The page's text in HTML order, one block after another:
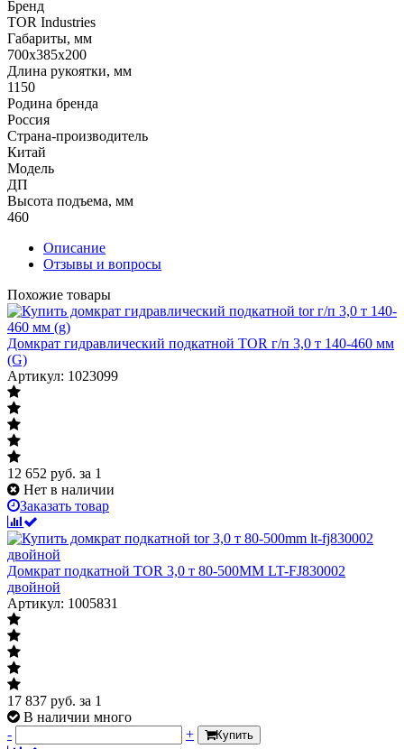
Бренд
TOR Industries
Габариты, мм
700х385х200
Длина рукоятки, мм
1150
Родина бренда
Россия
Страна-производитель
Китай
Модель
ДП
Высота подъема, мм
460
Описание
Отзывы и вопросы
Похожие товары
Домкрат гидравлический подкатной TOR г/п 3,0 т 140-460 мм
(G)
Артикул: 1023099
12 652 руб. за 1
Нет в наличии
Заказать товар
Домкрат подкатной TOR 3,0 т 80-500MM LT-FJ830002
двойной
Артикул: 1005831
17 837 руб. за 1
В наличии много
-
+ Купить